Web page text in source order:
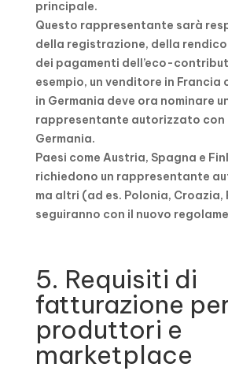
principale.
Questo rappresentante sarà
della registrazione, della
dei pagamenti dell’eco-
esempio, un venditore in Francia
in Germania deve ora nominare
rappresentante autorizzato con
Germania.
Paesi come Austria, Spagna e
richiedono un rappresentante
ma altri (ad es. Polonia, Croazia,
seguiranno con il nuovo
5. Requisiti di
fatturazione
produttori e
marketplace